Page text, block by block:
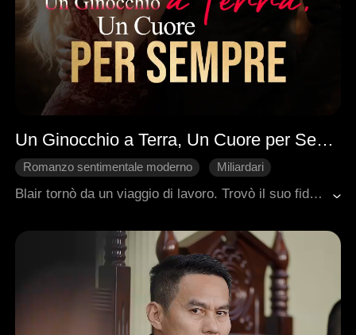
Un Ginocchio a Terra, Un Cuore per Sempre
Romanzo sentimentale moderno
Miliardari
Sviluppo del Personaggio
Blair tornò da un viaggio di lavoro. Trovò il suo fidanzato Dan a letto con sua cugina Laura. Cuore spezzato, ubriaca, finì in ufficio. E nel letto del suo capo, Roman. Una notte accese una relazione segreta. Dan non smetteva di tormentarla. L'ex moglie di Roman, Jessica, tornò con ricatti. Sua zia Vivian allestì una trappola familiare per riportarla da Dan. Poi Roman apparve a cena. Mostrò le prove del tradimento di Dan e Laura, e la gravidanza di lei. Le bugie crollarono. Jessica minacciò di esporre la loro relazione segreta. Roman si inginocchiò. Non per scappare. Per reclamarla per sempre.